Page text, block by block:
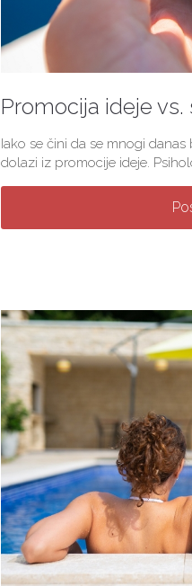
Promocija ideje
Iako se čini da se mnogi
dolazi iz promocije ideje.